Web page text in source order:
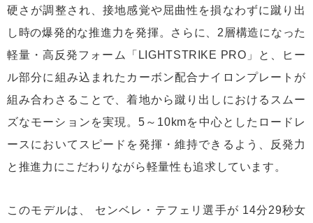
硬さが調整され、接地感覚や屈曲性を損なわずに蹴り出
し時の爆発的な推進力を発揮。さらに、2層構造になった
軽量・高反発フォーム「LIGHTSTRIKE PRO」と、ヒー
ル部分に組み込まれたカーボン配合ナイロンプレートが
組み合わさることで、着地から蹴り出しにおけるスムー
ズなモーションを実現。5～10kmを中心としたロードレ
ースにおいてスピードを発揮・維持できるよう、反発力
と推進力にこだわりながら軽量性も追求しています。
このモデルは、 センベレ・テフェリ選手が 14分29秒女